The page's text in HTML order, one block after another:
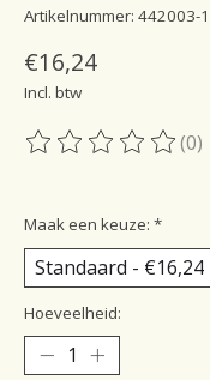
Artikelnummer: 442003-
€16,24
Incl. btw
De beoordeling van
(0)
Maak een keuze: *
Hoeveelheid: